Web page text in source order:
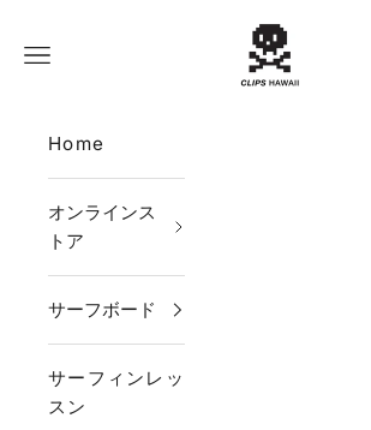
CLIPS HAWAII
メニュー
Home
オンラインス
トア
サーフボード
サーフィンレッ
スン